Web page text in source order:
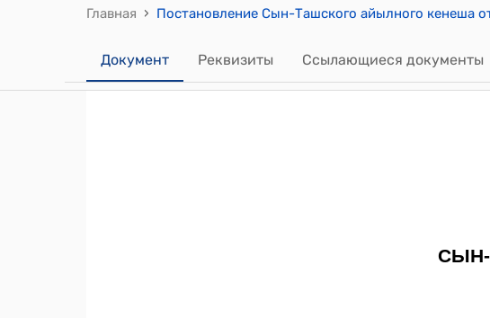
Главная ›
Документ Реквизиты Ссылающиеся документы